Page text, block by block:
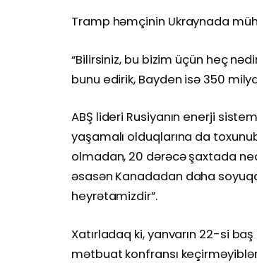
Tramp həmçinin Ukraynada
“Bilirsiniz, bu bizim üçün heç
bunu edirik, Bayden isə 350
ABŞ lideri Rusiyanın enerji
yaşamalı olduqlarına da
olmadan, 20 dərəcə şaxtada
əsasən Kanadadan daha
heyrətamizdir”.
Xatırladaq ki, yanvarın 22-si
mətbuat konfransı